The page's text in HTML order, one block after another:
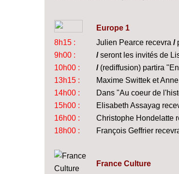
Europe 1
8h15 :
Julien Pearce recevra /
9h00 :
/seront les invités de
10h00 :
/ (rediffusion) partira
13h15 :
Maxime Swittek et
14h00 :
Dans "Au coeur de
15h00 :
Elisabeth Assayag
16h00 :
Christophe Hondelatte
18h00 :
François Geffrier
France Culture